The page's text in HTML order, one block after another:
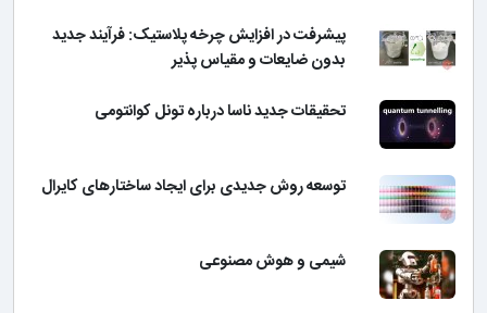
پیشرفت در افزایش چرخه پلاستیک: فرآیند جدید
بدون ضایعات و مقیاس پذیر
تحقیقات جدید ناسا درباره تونل کوانتومی
توسعه روش جدیدی برای ایجاد ساختارهای کایرال
شیمی و هوش مصنوعی